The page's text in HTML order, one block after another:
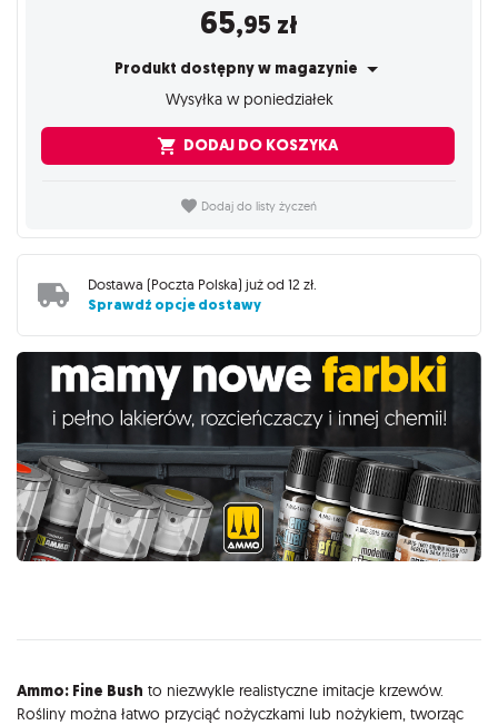
65,95 zł
Produkt dostępny w magazynie
Wysyłka w poniedziałek
DODAJ DO KOSZYKA
Dodaj do listy życzeń
Dostawa (Poczta Polska) już od 12 zł.
Sprawdź opcje dostawy
Opis
Ammo: Fine Bush to niezwykle realistyczne imitacje krzewów.
Rośliny można łatwo przyciąć nożyczkami lub nożykiem, tworząc